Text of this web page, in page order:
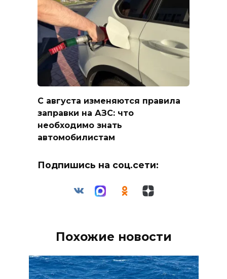
С августа изменяются правила
заправки на АЗС: что
необходимо знать
автомобилистам
Подпишись на соц.сети:
Похожие новости